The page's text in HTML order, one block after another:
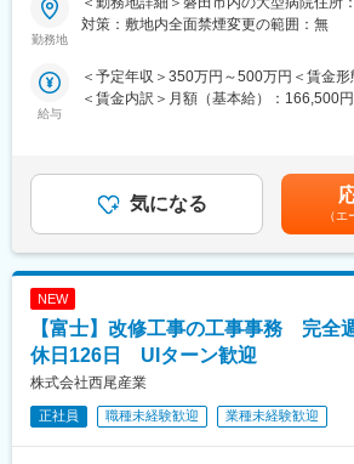
・慣れてきたら、少しずつ管理業務にチ
理できるようになったら独り立ちできる
でご安心ください。
業務上で必要な電気工事関係等の資格を
対策講習を実施しています。また、資格
給しています。
■技術奨励金
し、保有資格数から技術奨励金として毎
す。
変更の範囲：会社の定める業務
設備を中心とした点検・管理業務をお任
・各種設備の日常点検、メンテナンス
・トラブル時の一時対応
■業務の特徴：
給排水設備や空調設備は建物の快適性能
く、時に人々の命を左右するものです。
かつ快適に
ろんのこと、常日頃の整備・点検によっ
ぎます。
日常的に重たいものを持ったり、運んだ
ないため、無理なく働き続けることが可能
■働き方：
シフト制です。（（1）8：15～17:00、
勤務地
対策：敷地内全面禁煙変更の範囲：無
給与
＜予定年収＞350万円～500万円＜賃金
＜賃金内訳＞月額（基本給）：166,500
考を通じて上下する可能性があります。
めた表記です。
気になる
（
NEW
【富士】改修工事の工事事務 完全
休日126日 UIターン歓迎
株式会社西尾産業
正社員 職種未経験歓迎 業種未経験歓迎